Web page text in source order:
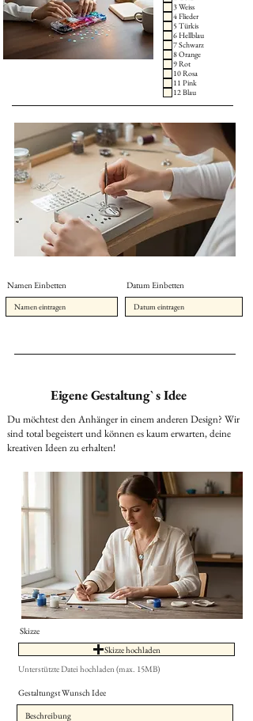
3 Weiss
4 Flieder
5 Türkis
6 Hellblau
7 Schwarz
8 Orange
9 Rot
10 Rosa
11 Pink
12 Blau
Namen Einbetten Datum Einbetten
Eigene Gestaltung` s Idee
Du möchtest den Anhänger in einem anderen Design? Wir
sind total begeistert und können es kaum erwarten, deine
kreativen Ideen zu erhalten!
Skizze
Skizze hochladen
Unterstützte Datei hochladen (max. 15MB)
Gestaltungst Wunsch Idee